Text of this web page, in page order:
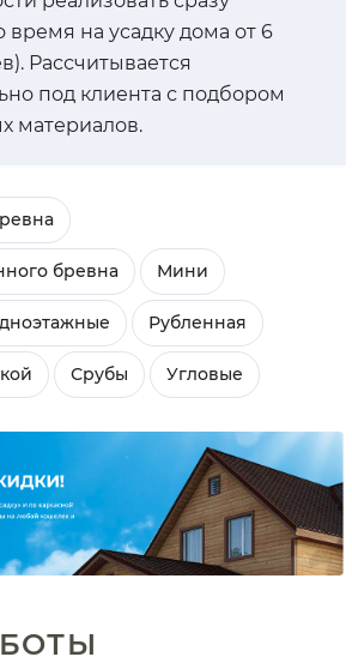
время на усадку дома от 6
Рассчитывается
под клиента с подбором
материалов.
бревна Мини
Рубленная
Срубы Угловые